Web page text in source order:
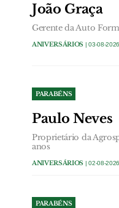
João Graça
Gerente da Auto
ANIVERSÁRIOS | 03-08-2026
PARABÉNS
Paulo Neves
Proprietário da
anos
ANIVERSÁRIOS | 02-08-2026
PARABÉNS